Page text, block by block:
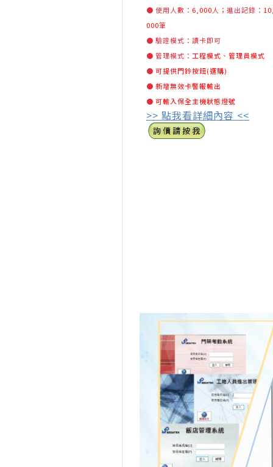
● 使用人數： 6,000人；進出記錄：
000筆
● 驗證模式：讀卡即可
● 管理模式： 工程模式 、 管理員模式
● 可提供門鈴按鈕(選購)
● 新增無效卡警報輸出
● 可輸入保全主機狀態燈號
>> 點我看詳細內容 <<